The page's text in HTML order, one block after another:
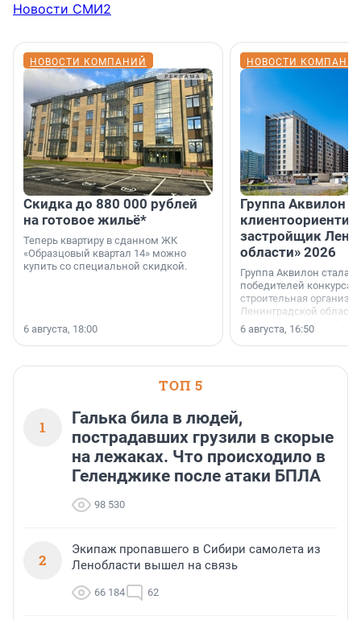
Новости СМИ2
НОВОСТИ КОМПАНИЙ
Скидка до 880 000 рублей
на готовое жильё*
Теперь квартиру в сданном ЖК
«Образцовый квартал 14» можно
купить со специальной скидкой.
6 августа, 18:00
НОВОСТИ
Группа Аквилон
застройщик
области» 2026
Группа Аквилон стала
победителей конкурса
строительная
Ленинградской области
номинации «Самый
застройщик
области».
6 августа, 16:50
ТОП 5
1
Галька била в людей,
пострадавших грузили в скорые
на лежаках. Что происходило в
Геленджике после атаки БПЛА
98 530
2
Экипаж пропавшего в Сибири самолета из
Ленобласти вышел на связь
66 184 62